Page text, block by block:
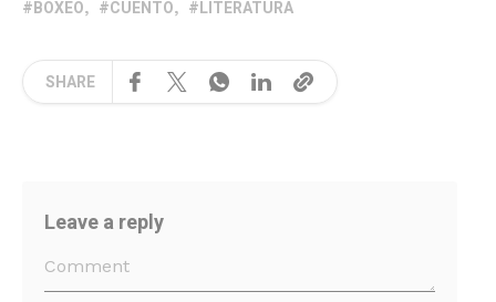
BOXEO CUENTO LITERATURA
SHARE
Leave a reply